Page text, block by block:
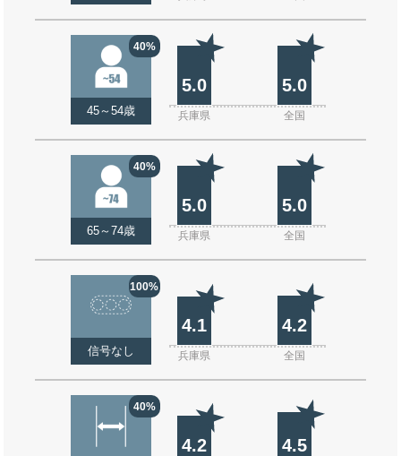
40%
45～54歳
5.0 5.0
兵庫県 全国
40%
65～74歳
5.0 5.0
兵庫県 全国
100%
信号なし
4.1 4.2
兵庫県 全国
40%
4.2 4.5